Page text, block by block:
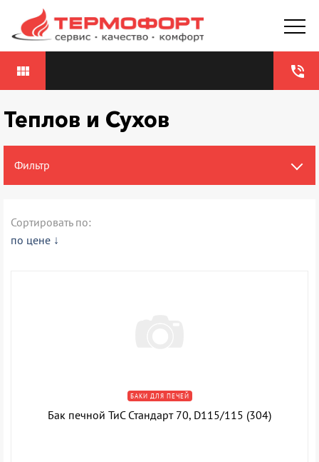
phone_in_talk
view_module
Теплов и Сухов
Фильтр
Сортировать по:
по цене
БАКИ ДЛЯ ПЕЧЕЙ
Бак печной ТиС Стандарт 70, D115/115 (304)